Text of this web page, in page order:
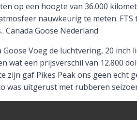
op een hoogte van 36.000
nauwkeurig te meten.
Canada Goose Nederland
Goose Voeg de luchtvering, 20 inch
wat een prijsverschil van 12.800
zijn gaf Pikes Peak ons ​​geen echt
was uitgerust met rubberen